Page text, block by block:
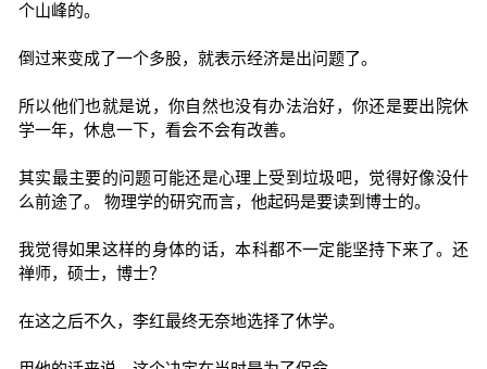
个山峰的。
倒过来变成了一个多股，就表示经济是出问题了。
所以他们也就是说，你自然也没有办法治好，你还是要出院休
学一年，休息一下，看会不会有改善。
其实最主要的问题可能还是心理上受到垃圾吧，觉得好像没什
么前途了。 物理学的研究而言，他起码是要读到博士的。
我觉得如果这样的身体的话，本科都不一定能坚持下来了。还
禅师，硕士，博士？
在这之后不久，李红最终无奈地选择了休学。